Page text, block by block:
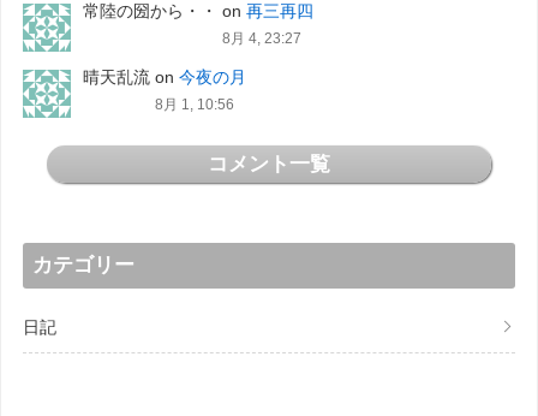
常陸の圀から・・ on 再三再四
8月 4, 23:27
晴天乱流on 今夜の月
8月 1, 10:56
コメント一覧
カテゴリー
日記